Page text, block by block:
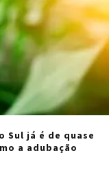
Sul já é de quase
a adubação